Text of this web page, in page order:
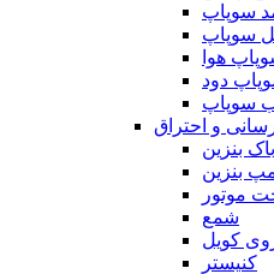
سوپاپ
سوپاپ
هوا
دود
سوپاپ
و احتراق
باک بنزین
بنزین
موتور
شمع
کویل
کنیستر